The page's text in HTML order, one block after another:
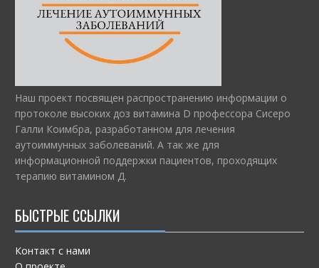
Наш проект посвящен распространению информации о
протоколе высоких доз витамина D профессора Сисеро
Галли Коимбра, разработанном для лечения
аутоиммунных заболеваний. А так же для
информационной поддержки пациентов, проходящих
терапию витамином Д.
БЫСТРЫЕ ССЫЛКИ
Контакт с нами